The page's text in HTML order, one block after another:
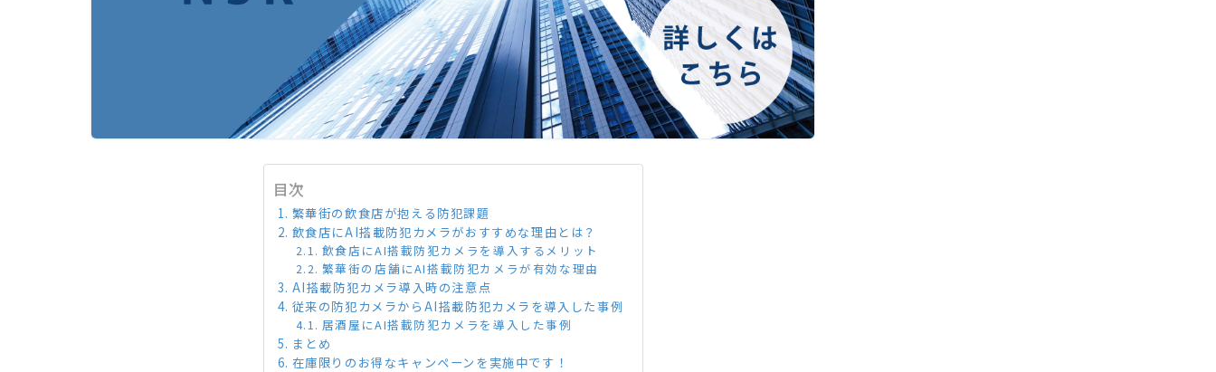
目次
繁華街の飲食店が抱える防犯課題
飲食店にAI搭載防犯カメラがおすすめな理由とは？
飲食店にAI搭載防犯カメラを導入するメリット
繁華街の店舗にAI搭載防犯カメラが有効な理由
AI搭載防犯カメラ導入時の注意点
従来の防犯カメラからAI搭載防犯カメラを導入した事例
居酒屋にAI搭載防犯カメラを導入した事例
まとめ
在庫限りのお得なキャンペーンを実施中です！